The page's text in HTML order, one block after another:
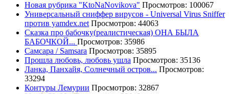
Новая рубрика "KtoNaNovikova" Просмотров: 100067
Универсальный сниффер вирусов - Universal Virus Sniffer
против yamdex.net Просмотров: 44063
Сказка про бабочку(реалистическая) ОНА БЫЛА
БАБОЧКОЙ... Просмотров: 35986
Самсара / Samsara Просмотров: 35895
Прошла любовь, любовь ушла Просмотров: 35136
Ланка, Панхайя, Солнечный остров... Просмотров:
33294
Контуры Лемурии Просмотров: 32867